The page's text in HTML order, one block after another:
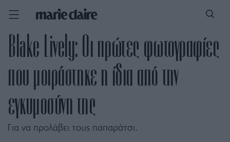
Blake Lively: Οι πρώτες φωτογραφίες
που μοιράστηκε η ίδια από την
εγκυμοσύνη της
Για να προλάβει τους παπαράτσι.